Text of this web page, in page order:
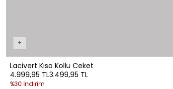
+
Lacivert Kısa Kollu Ceket
4.999,95 TL3.499,95 TL
%30 İndirim